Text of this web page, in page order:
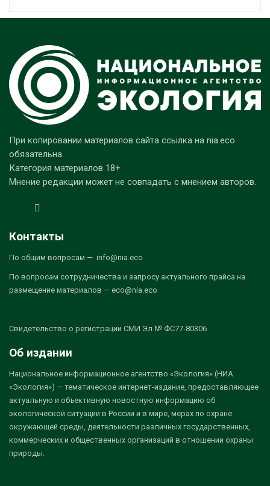
При копировании материалов сайта ссылка на nia.eco
обязательна.
Категория материалов 18+
Мнение редакции может не совпадать с мнением авторов.
Контакты
По общим вопросам — info@nia.eco
По вопросам сотрудничества и запросу актуального прайса на
размещение материалов — eco@nia.eco
Свидетельство о регистрации СМИ Эл № ФС77-80306
Об издании
Национальное информационное агентство «Экология» (НИА
«Экология») — тематическое интернет-издание, предоставляющее
актуальную и объективную новостную информацию об
экологической ситуации в России и в мире, мерах по охране
окружающей среды, деятельности различных государственных,
коммерческих и общественных организаций в отношении охраны
природы.